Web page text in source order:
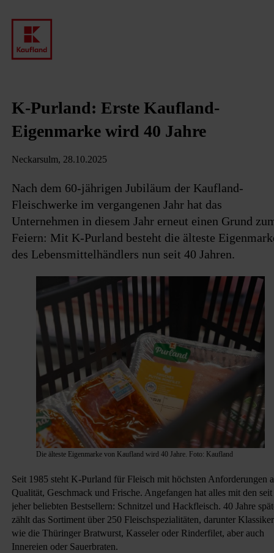
K-Purland: Erste Kaufland-
Eigenmarke wird 40 Jahre
Neckarsulm, 28.10.2025
Nach dem 60-jährigen Jubiläum der Kaufland-
Fleischwerke im vergangenen Jahr hat das
Unternehmen in diesem Jahr erneut einen Grund
Feiern: Mit K-Purland besteht die älteste
des Lebensmittelhändlers nun seit 40 Jahren.
Die älteste Eigenmarke von Kaufland wird 40 Jahre. Foto: Kaufland
Seit 1985 steht K-Purland für Fleisch mit höchsten Anforderungen
Qualität, Geschmack und Frische. Angefangen hat alles mit den seit
jeher beliebten Bestsellern: Schnitzel und Hackfleisch. 40 Jahre
zählt das Sortiment über 250 Fleischspezialitäten, darunter Klassiker
wie die Thüringer Bratwurst, Kasseler oder Rinderfilet, aber auch
Innereien oder Sauerbraten.